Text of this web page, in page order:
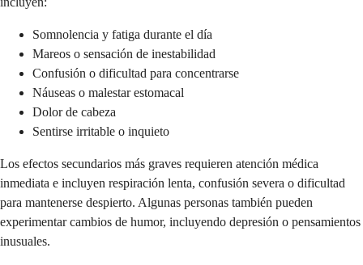
Somnolencia y fatiga durante el día
Mareos o sensación de inestabilidad
Confusión o dificultad para concentrarse
Náuseas o malestar estomacal
Dolor de cabeza
Sentirse irritable o inquieto
Los efectos secundarios más graves requieren atención médica
inmediata e incluyen respiración lenta, confusión severa o dificultad
para mantenerse despierto. Algunas personas también pueden
experimentar cambios de humor, incluyendo depresión o pensamientos
inusuales.